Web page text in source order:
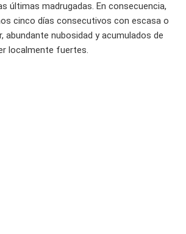
últimas madrugadas. En consecuencia,
cinco días consecutivos con escasa o
abundante nubosidad y acumulados de
localmente fuertes.